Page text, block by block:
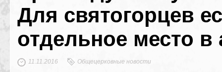
Для святогорцев
отдельное место в
11.11.2016 Общецерковные новости